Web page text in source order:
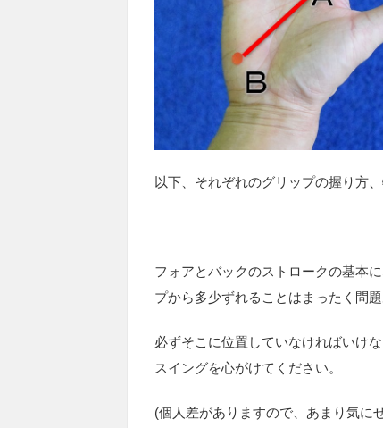
以下、それぞれのグリップの握り方
フォアとバックのストロークの基本
プから多少ずれることはまったく問題
必ずそこに位置していなければいけ
スイングを心がけてください。
(個人差がありますので、あまり気に